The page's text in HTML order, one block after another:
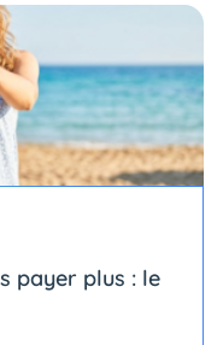
payer plus : le